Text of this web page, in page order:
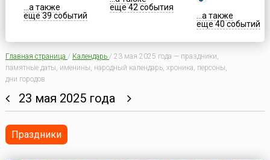
...а также
еще 39 событий
еще 42 события
...а также
еще 40 событий
Главная страница / Календарь / 23 мая 2025 года — праздники,
памятные даты, именины, народный календарь, хроника, персоны,
дни городов
23 мая 2025 года
Праздники